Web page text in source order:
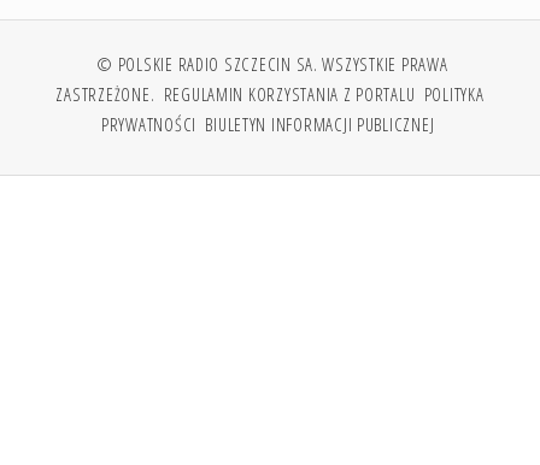
© POLSKIE RADIO SZCZECIN SA. WSZYSTKIE PRAWA
ZASTRZEŻONE. REGULAMIN KORZYSTANIA Z PORTALU POLITYKA
PRYWATNOŚCI BIULETYN INFORMACJI PUBLICZNEJ